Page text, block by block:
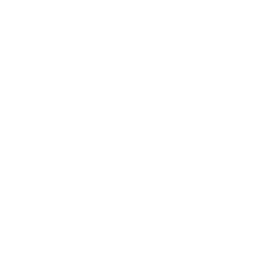
de 9,4 sur 10
d'avis : 1